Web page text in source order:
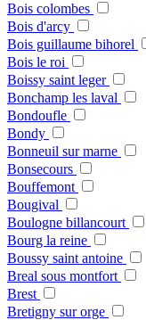
Bois colombes
Bois d'arcy
Bois guillaume bihorel
Bois le roi
Boissy saint leger
Bonchamp les laval
Bondoufle
Bondy
Bonneuil sur marne
Bonsecours
Bouffemont
Bougival
Boulogne billancourt
Bourg la reine
Boussy saint antoine
Breal sous montfort
Brest
Bretigny sur orge